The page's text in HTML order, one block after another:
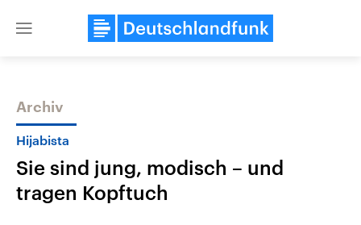
Close
Themen
Archiv
Hijabista
Sie sind jung, modisch – und
tragen Kopftuch